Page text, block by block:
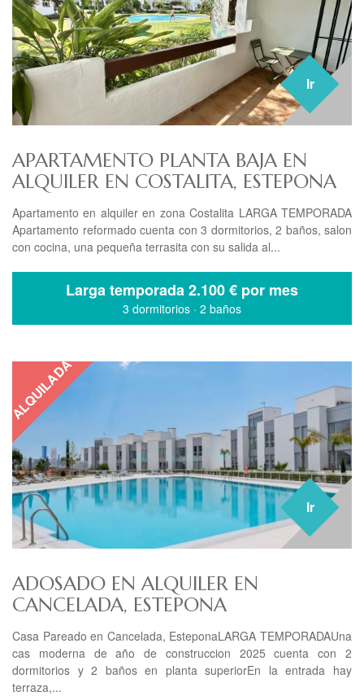
Ir
APARTAMENTO PLANTA BAJA EN
ALQUILER EN COSTALITA, ESTEPONA
Apartamento en alquiler en zona Costalita LARGA TEMPORADA
Apartamento reformado cuenta con 3 dormitorios, 2 baños, salon
con cocina, una pequeña terrasita con su salida al...
Larga temporada2.100 € por mes
3 dormitorios · 2 baños
ALQUILADA
Ir
ADOSADO EN ALQUILER EN
CANCELADA, ESTEPONA
Casa Pareado en Cancelada, EsteponaLARGA TEMPORADAUna
cas moderna de año de construccion 2025 cuenta con 2
dormitorios y 2 baños en planta superiorEn la entrada hay
terraza,...